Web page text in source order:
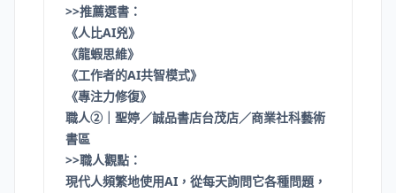
>>推薦選書：
《人比AI兇》
《龍蝦思維》
《工作者的AI共智模式》
《專注力修復》
職人②｜聖婷／誠品書店台茂店／商業社科藝術
書區
>>職人觀點：
現代人頻繁地使用AI，從每天詢問它各種問題，